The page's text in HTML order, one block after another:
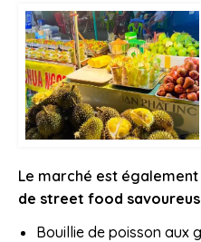
Le marché est
de street food
Bouillie de poisson aux